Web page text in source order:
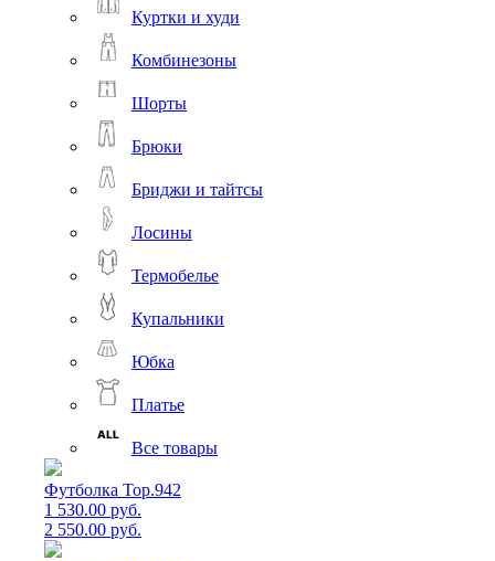
Куртки и худи
Комбинезоны
Шорты
Брюки
Бриджи и тайтсы
Лосины
Термобелье
Купальники
Юбка
Платье
Все товары
Футболка Top.942
1 530.00 руб.
2 550.00 руб.